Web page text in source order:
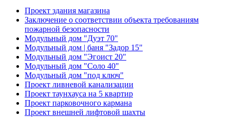
Проект здания магазина
Заключение о соответствии объекта требованиям
пожарной безопасности
Модульный дом "Дуэт 70"
Модульный дом | баня "Задор 15"
Модульный дом "Эгоист 20"
Модульный дом "Соло 40"
Модульный дом "под ключ"
Проект ливневой канализации
Проект таунхауса на 5 квартир
Проект парковочного кармана
Проект внешней лифтовой шахты